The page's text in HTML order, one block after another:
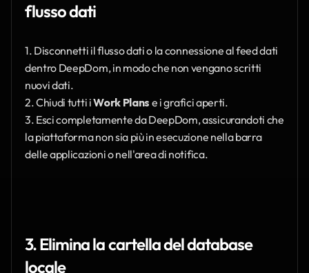
flusso dati
1. Disconnetti il flusso dati o la connessione al feed dati
dentro DeepDom, in modo che non vengano scritti
nuovi dati.
2. Chiudi tutti i Work Plans e i grafici aperti.
3. Esci completamente da DeepDom, assicurandoti che
la piattaforma non sia più in esecuzione nella barra
delle applicazioni o nell'area di notifica.
3. Elimina la cartella del database
locale